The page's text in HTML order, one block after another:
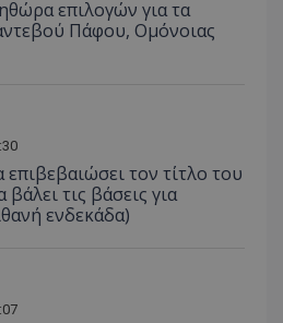
επιλογών για τα
Πάφου, Ομόνοιας
τον τίτλο του
τις βάσεις για
ενδεκάδα)